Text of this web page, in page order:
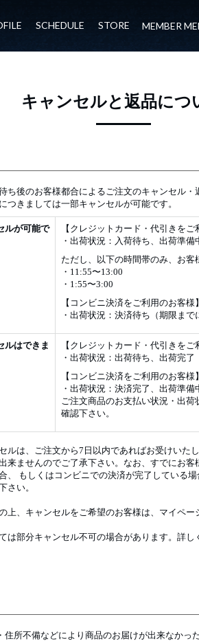
SCHEDULE STORE MEMBER
キャンセルと返品につ
ち後のお客様都合によるご注文のキャンセル・
つきましては一部キャンセルが可能です。
ルが可能で
【クレジットカード・代引きをご
・出荷状況：入荷待ち、出荷準備
ただし、以下の時間帯のみ、お客
・11:55〜13:00
・1:55〜3:00
【コンビニ決済をご利用のお客様】
・出荷状況：決済待ち（期限ま
ルはできま
【クレジットカード・代引きをご
・出荷状況：出荷待ち、出荷完了
【コンビニ決済をご利用のお客様】
・出荷状況：決済完了、出荷準
ご注文商品のお支払い状況・出
確認下さい。
ルは、ご注文から7日以内であればお受けいた
来ませんのでご了承下さい。なお、すでにお
、 もしくはコンビニでの決済が完了している
さい。
上、キャンセルをご希望のお客様は、マイペー
は部分キャンセル不可の場合があります。詳
所不備などにより商品のお届けが出来なかっ